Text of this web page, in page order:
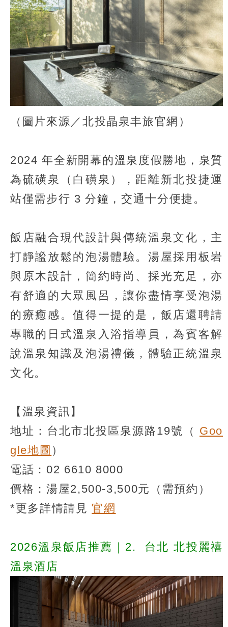
（圖片來源／北投晶泉丰旅官網）
2024 年全新開幕的溫泉度假勝地，泉質
為硫磺泉（白磺泉），距離新北投捷運
站僅需步行 3 分鐘，交通十分便捷。
飯店融合現代設計與傳統溫泉文化，主
打靜謐放鬆的泡湯體驗。湯屋採用板岩
與原木設計，簡約時尚、採光充足，亦
有舒適的大眾風呂，讓你盡情享受泡湯
的療癒感。值得一提的是，飯店還聘請
專職的日式溫泉入浴指導員，為賓客解
說溫泉知識及泡湯禮儀，體驗正統溫泉
文化。
【溫泉資訊】
地址：台北市北投區泉源路19號（ Goo
gle地圖 ）
電話：02 6610 8000
價格：湯屋2,500-3,500元（需預約）
*更多詳情請見官網
2026溫泉飯店推薦｜2.
台北 北投麗禧
溫泉酒店